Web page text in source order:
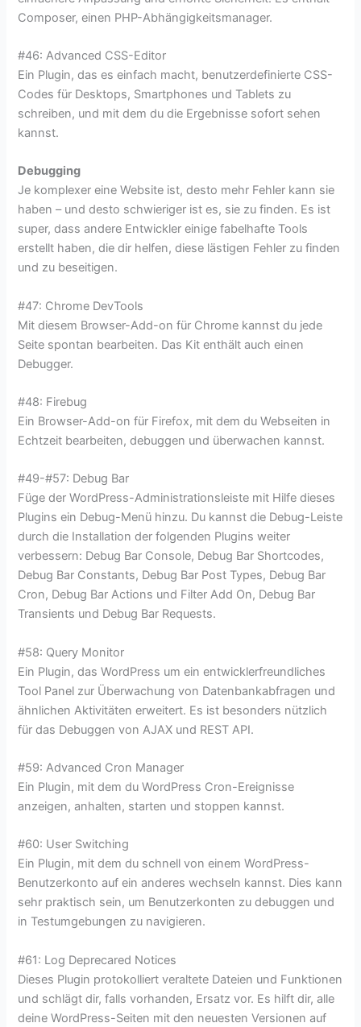
Composer, einen PHP-Abhängigkeitsmanager.
#46: Advanced CSS-Editor
Ein Plugin, das es einfach macht, benutzerdefinierte CSS-
Codes für Desktops, Smartphones und Tablets zu
schreiben, und mit dem du die Ergebnisse sofort sehen
kannst.
Debugging
Je komplexer eine Website ist, desto mehr Fehler kann sie
haben – und desto schwieriger ist es, sie zu finden. Es ist
super, dass andere Entwickler einige fabelhafte Tools
erstellt haben, die dir helfen, diese lästigen Fehler zu finden
und zu beseitigen.
#47: Chrome DevTools
Mit diesem Browser-Add-on für Chrome kannst du jede
Seite spontan bearbeiten. Das Kit enthält auch einen
Debugger.
#48: Firebug
Ein Browser-Add-on für Firefox, mit dem du Webseiten in
Echtzeit bearbeiten, debuggen und überwachen kannst.
#49-#57: Debug Bar
Füge der WordPress-Administrationsleiste mit Hilfe dieses
Plugins ein Debug-Menü hinzu. Du kannst die Debug-Leiste
durch die Installation der folgenden Plugins weiter
verbessern: Debug Bar Console, Debug Bar Shortcodes,
Debug Bar Constants, Debug Bar Post Types, Debug Bar
Cron, Debug Bar Actions und Filter Add On, Debug Bar
Transients und Debug Bar Requests.
#58: Query Monitor
Ein Plugin, das WordPress um ein entwicklerfreundliches
Tool Panel zur Überwachung von Datenbankabfragen und
ähnlichen Aktivitäten erweitert. Es ist besonders nützlich
für das Debuggen von AJAX und REST API.
#59: Advanced Cron Manager
Ein Plugin, mit dem du WordPress Cron-Ereignisse
anzeigen, anhalten, starten und stoppen kannst.
#60: User Switching
Ein Plugin, mit dem du schnell von einem WordPress-
Benutzerkonto auf ein anderes wechseln kannst. Dies kann
sehr praktisch sein, um Benutzerkonten zu debuggen und
in Testumgebungen zu navigieren.
#61: Log Deprecared Notices
Dieses Plugin protokolliert veraltete Dateien und Funktionen
und schlägt dir, falls vorhanden, Ersatz vor. Es hilft dir, alle
deine WordPress-Seiten mit den neuesten Versionen auf